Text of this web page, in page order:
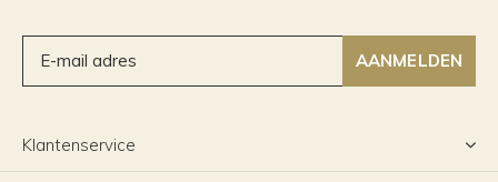
AANMELDEN
Klantenservice